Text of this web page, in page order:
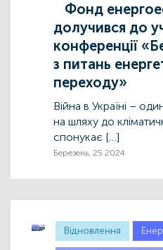
Фонд
долучився до
конференції
з питань
переходу»
Війна в Україні –
на шляху до
спонукає […]
Березень, 25 2024
Відновлення